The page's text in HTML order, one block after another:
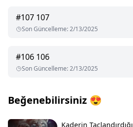
#107 107
Son Güncelleme:2/13/2025
#106 106
Son Güncelleme:2/13/2025
Beğenebilirsiniz 😍
Kaderin Taçlandırdığı